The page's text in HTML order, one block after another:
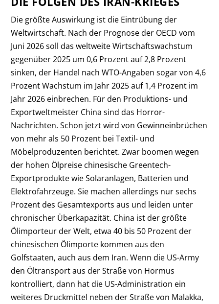
Die größte Auswirkung ist die Eintrübung der
Weltwirtschaft. Nach der Prognose der OECD vom
Juni 2026 soll das weltweite Wirtschaftswachstum
gegenüber 2025 um 0,6 Prozent auf 2,8 Prozent
sinken, der Handel nach WTO-Angaben sogar von 4,6
Prozent Wachstum im Jahr 2025 auf 1,4 Prozent im
Jahr 2026 einbrechen. Für den Produktions- und
Exportweltmeister China sind das Horror-
Nachrichten. Schon jetzt wird von Gewinneinbrüchen
von mehr als 50 Prozent bei Textil- und
Möbelproduzenten berichtet. Zwar boomen wegen
der hohen Ölpreise chinesische Greentech-
Exportprodukte wie Solaranlagen, Batterien und
Elektrofahrzeuge. Sie machen allerdings nur sechs
Prozent des Gesamtexports aus und leiden unter
chronischer Überkapazität. China ist der größte
Ölimporteur der Welt, etwa 40 bis 50 Prozent der
chinesischen Ölimporte kommen aus den
Golfstaaten, auch aus dem Iran. Wenn die US-Army
den Öltransport aus der Straße von Hormus
kontrolliert, dann hat die US-Administration ein
weiteres Druckmittel neben der Straße von Malakka,